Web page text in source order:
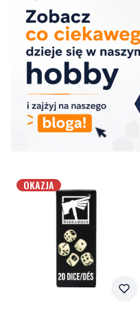
OKAZJA